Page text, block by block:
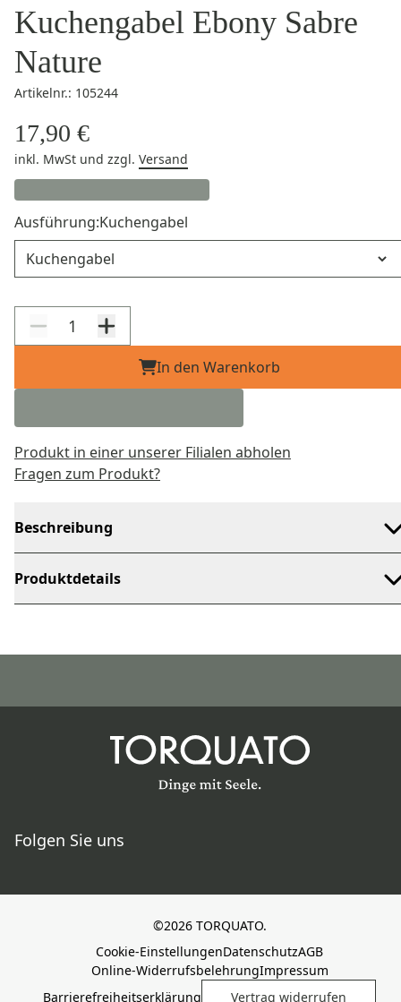
Kuchengabel Ebony Sabre
Nature
Artikelnr.: 105244
17,90 €
inkl. MwSt und zzgl. Versand
Ausführung:Kuchengabel
In den Warenkorb
Produkt in einer unserer Filialen abholen
Fragen zum Produkt?
Beschreibung
Produktdetails
Folgen Sie uns
©2026 TORQUATO.
Cookie-EinstellungenDatenschutzAGB
Online-WiderrufsbelehrungImpressum
Barrierefreiheitserklärung
Vertrag widerrufen